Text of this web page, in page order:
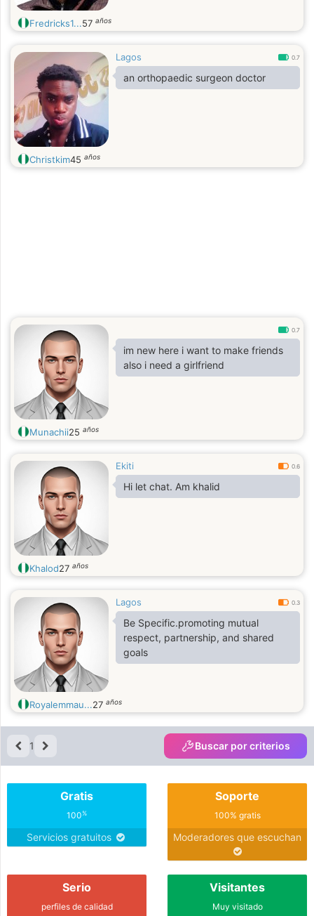
Fredricks1...57 años
Lagos 0.7
an orthopaedic surgeon doctor
Christkim45 años
0.7
im new here i want to make friends
also i need a girlfriend
Munachii25 años
Ekiti 0.6
Hi let chat. Am khalid
Khalod27 años
Lagos 0.3
Be Specific.promoting mutual
respect, partnership, and shared
goals
Royalemmau...27 años
1 Buscar por criterios
Gratis
100%
Servicios gratuitos
Soporte
100% gratis
Moderadores que escuchan
Serio
perfiles de calidad
Visitantes
Muy visitado